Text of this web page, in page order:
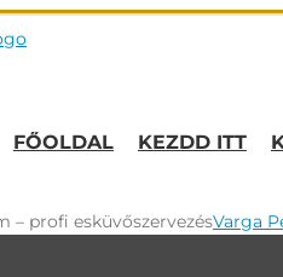
FŐOLDAL KEZDD ITT
– profi esküvőszervezésVarga